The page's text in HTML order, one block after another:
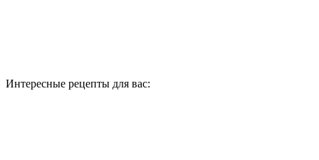
Интересные рецепты для вас: